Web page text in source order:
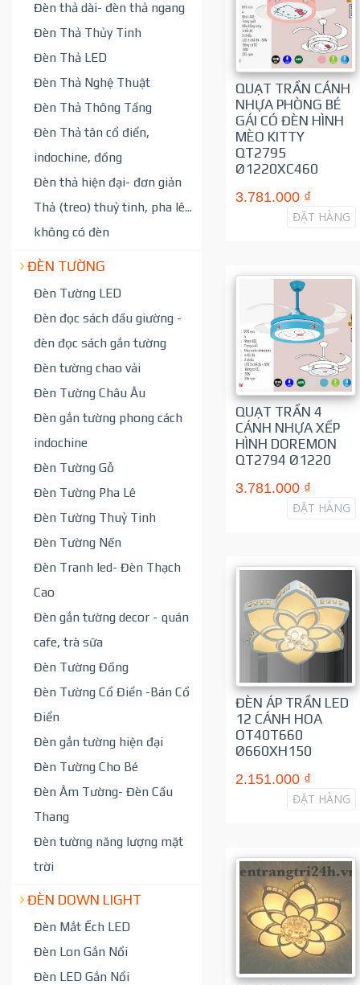
Đèn thả dài- đèn thả ngang
Đèn Thả Thủy Tinh
Đèn Thả LED
Đèn Thả Nghệ Thuật
Đèn Thả Thông Tầng
Đèn Thả tân cổ điển,
indochine, đồng
Đèn thả hiện đại- đơn giản
Thả (treo) thuỷ tinh, pha lê...
không có đèn
ĐÈN TƯỜNG
Đèn Tường LED
Đèn đọc sách đầu giường -
đèn đọc sách gắn tường
Đèn tường chao vải
Đèn Tường Châu Âu
Đèn gắn tường phong cách
indochine
Đèn Tường Gỗ
Đèn Tường Pha Lê
Đèn Tường Thuỷ Tinh
Đèn Tường Nến
Đèn Tranh led- Đèn Thạch
Cao
Đèn gắn tường decor - quán
cafe, trà sữa
Đèn Tường Đồng
Đèn Tường Cổ Điển -Bán Cổ
Điển
Đèn gắn tường hiện đại
Đèn Tường Cho Bé
Đèn Âm Tường- Đèn Cầu
Thang
Đèn tường năng lượng mặt
trời
ĐÈN DOWN LIGHT
Đèn Mắt Ếch LED
Đèn Lon Gắn Nổi
Đèn LED Gắn Nổi
QUẠT TRẦN CÁNH
NHỰA PHÒNG BÉ
GÁI CÓ ĐÈN HÌNH
MÈO KITTY
QT2795
Ø1220XC460
3.781.000 ₫
ĐẶT HÀNG
QUẠT TRẦN 4
CÁNH NHỰA XẾP
HÌNH DOREMON
QT2794 Ø1220
3.781.000 ₫
ĐẶT HÀNG
ĐÈN ÁP TRẦN LED
12 CÁNH HOA
OT40T660
Ø660XH150
2.151.000 ₫
ĐẶT HÀNG